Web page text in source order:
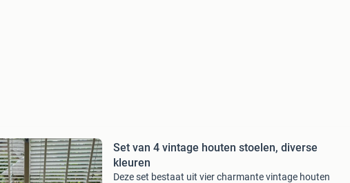
Set van 4 vintage houten stoelen, diverse
kleuren
Deze set bestaat uit vier charmante vintage houten